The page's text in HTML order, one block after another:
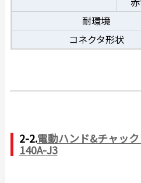
耐環境
コネクタ形状
2-2.電動ハンド&チャッ
140A-J3